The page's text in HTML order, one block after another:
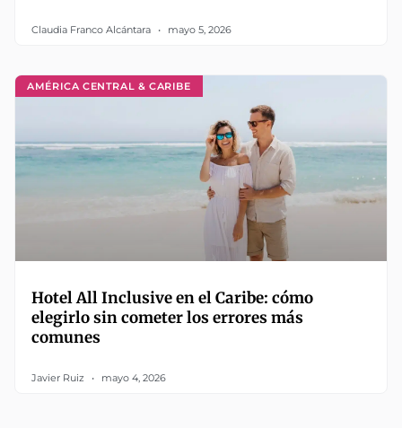
Claudia Franco Alcántara mayo 5, 2026
AMÉRICA CENTRAL & CARIBE
Hotel All Inclusive en el Caribe: cómo
elegirlo sin cometer los errores más
comunes
Javier Ruiz mayo 4, 2026